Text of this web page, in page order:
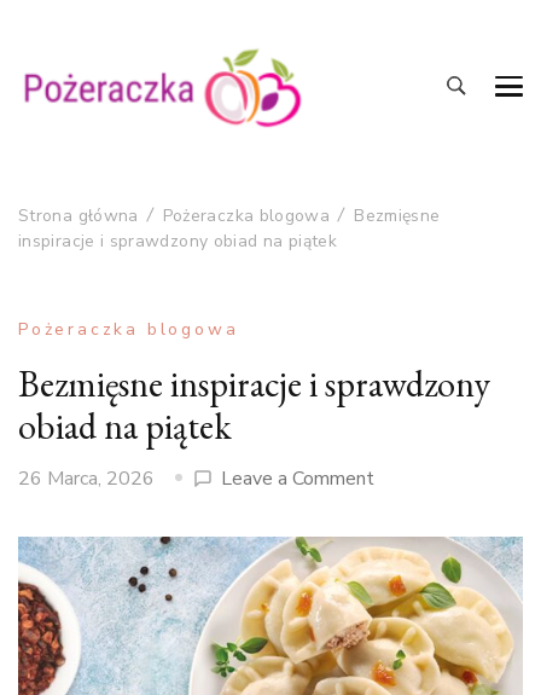
Strona główna Pożeraczka blogowa
Bezmięsne
inspiracje i sprawdzony obiad na piątek
Pożeraczka blogowa
Bezmięsne inspiracje i sprawdzony
obiad na piątek
26 Marca, 2026 Leave a Commenton
inspiracje
i
sprawdzony
obiad
na
piątek